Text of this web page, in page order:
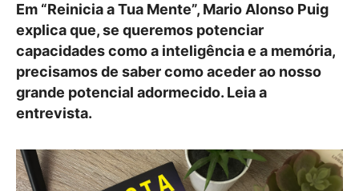
Em “Reinicia a Tua Mente”, Mario Alonso Puig
explica que, se queremos potenciar
capacidades como a inteligência e a memória,
precisamos de saber como aceder ao nosso
grande potencial adormecido. Leia a
entrevista.